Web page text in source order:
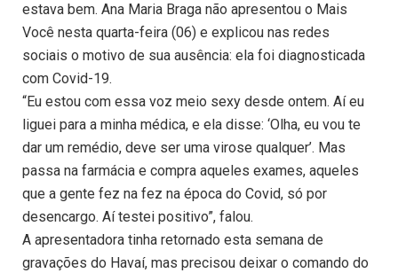
estava bem. Ana Maria Braga não apresentou o Mais
Você nesta quarta-feira (06) e explicou nas redes
sociais o motivo de sua ausência: ela foi diagnosticada
com Covid-19.
“Eu estou com essa voz meio sexy desde ontem. Aí eu
liguei para a minha médica, e ela disse: ‘Olha, eu vou te
dar um remédio, deve ser uma virose qualquer’. Mas
passa na farmácia e compra aqueles exames, aqueles
que a gente fez na fez na época do Covid, só por
desencargo. Aí testei positivo”, falou.
A apresentadora tinha retornado esta semana de
gravações do Havaí, mas precisou deixar o comando do